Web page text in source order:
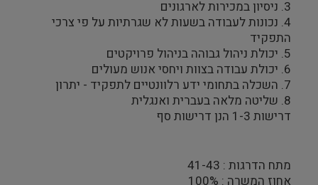
3. ניסיון במכירות לארגונים
4. נכונות לעבודה בשעות לא שגרתיות על פי צרכי
התפקיד
5. יכולת ניהול גבוהה בניהול פרויקטים
6. יכולת עבודה בצוות ויחסי אנוש מעולים
7. השכלה בתחומי ידע רלוונטיים לתפקיד - יתרון
8. שליטה מלאה בעברית ואנגלית
דרישות 1-3 הנן דרישות סף
מתח הדרגות : 41-43
אחוז המשרה : 100%